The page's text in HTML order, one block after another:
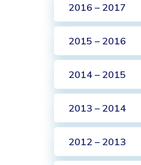
2016 – 2017
2015 – 2016
2014 – 2015
2013 – 2014
2012 – 2013